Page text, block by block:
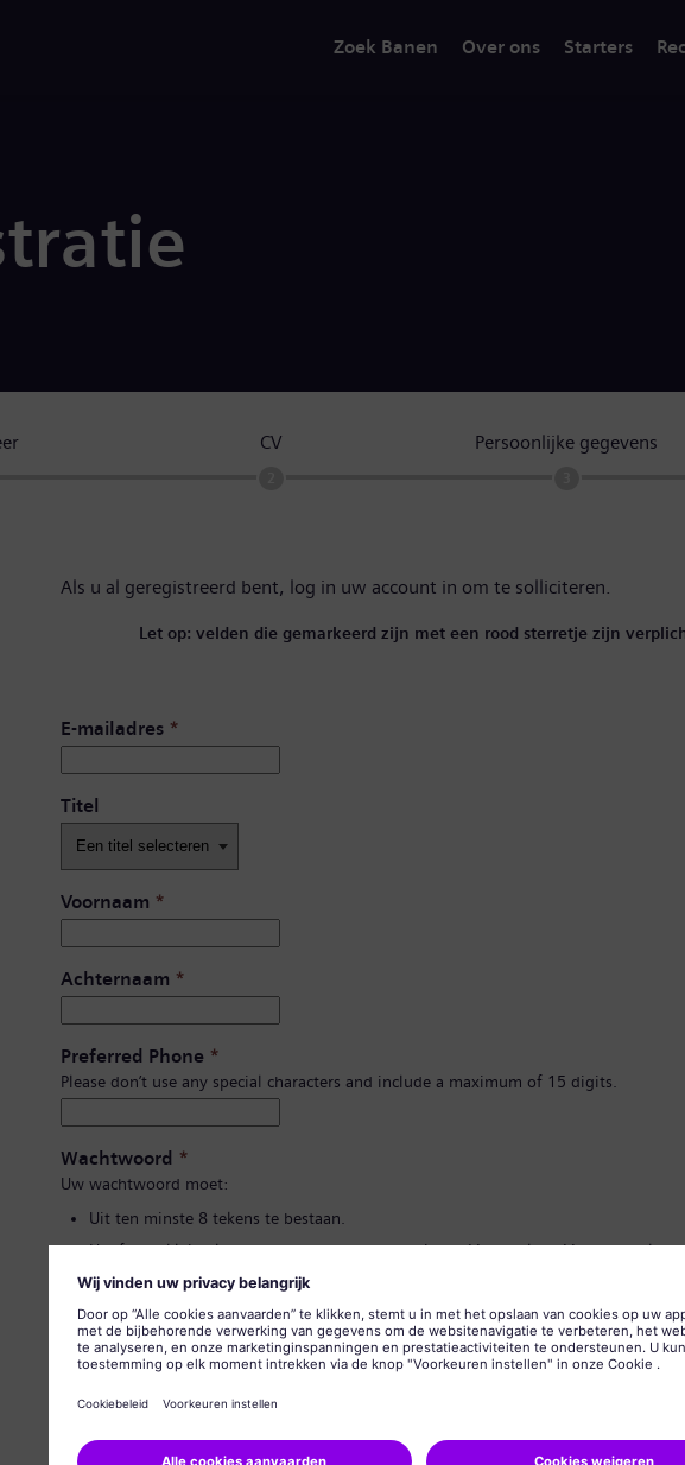
Zoek Banen Over ons Starters
CV Persoonlijke gegevens
Als u al geregistreerd bent, log in uw account in om te solliciteren.
Let op: velden die gemarkeerd zijn met een rood sterretje zijn
E-mailadres *
Titel
Voornaam *
Achternaam *
Preferred Phone *
Please don’t use any special characters and include a maximum of 15 digits.
Wachtwoord *
Uw wachtwoord moet:
Uit ten minste 8 tekens te bestaan.
Hoofd- en kleine letters te bevatten, en ten minste één getal en één symbool.
Geen van uw persoonlijke gegevens te bevatten.
Geen veelgebruikte woorden te bevatten.
Wachtwoord bevestigen